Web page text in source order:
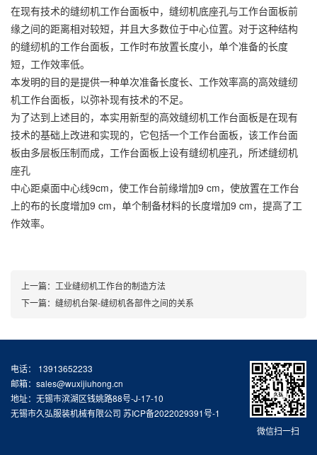
在现有技术的缝纫机工作台面板中，缝纫机底座孔与工作台面板前
缘之间的距离相对较短，并且大多数位于中心位置。对于这种结构
的缝纫机的工作台面板，工作时布放置长度小，单个准备的长度
短，工作效率低。
本发明的目的是提供一种单次准备长度长、工作效率高的高效缝纫
机工作台面板，以弥补现有技术的不足。
为了达到上述目的，本实用新型的高效缝纫机工作台面板是在现有
技术的基础上改进和实现的，它包括一个工作台面板，该工作台面
板由多层板压制而成，工作台面板上设有缝纫机座孔，所述缝纫机
座孔
中心距桌面中心线9cm，使工作台前缘增加9 cm，使放置在工作台
上的布的长度增加9 cm，单个制备材料的长度增加9 cm，提高了工
作效率。
上一篇： 工业缝纫机工作台的制造方法
下一篇： 缝纫机台架-缝纫机各部件之间的关系
微信扫一扫
电话： 13913652233
邮箱：sales@wuxijiuhong.cn
地址：无锡市滨湖区钱姚路88号-J-17-10
无锡市久弘服装机械有限公司 苏ICP备2022029391号-1